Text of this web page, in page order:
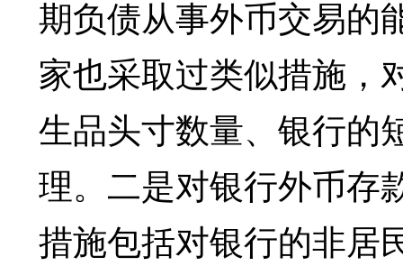
期负债从事外币交易的
家也采取过类似措施，
生品头寸数量、银行的
理。二是对银行外币存
措施包括对银行的非居